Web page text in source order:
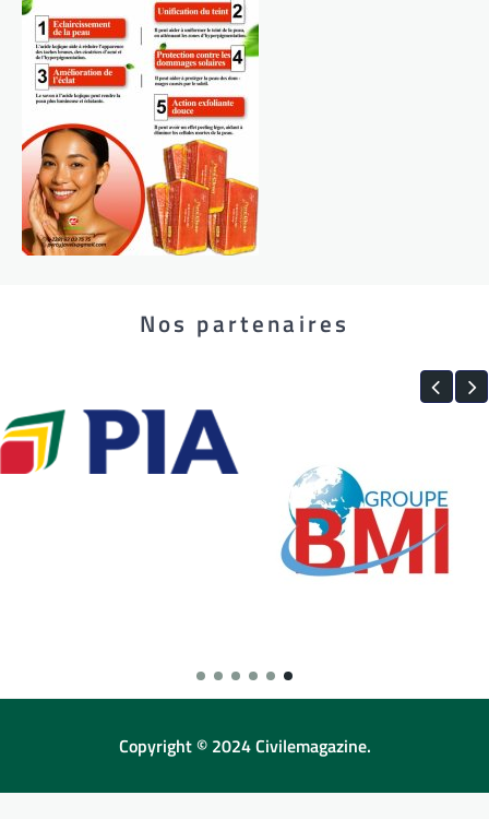
Nos partenaires
Copyright © 2024 Civilemagazine.